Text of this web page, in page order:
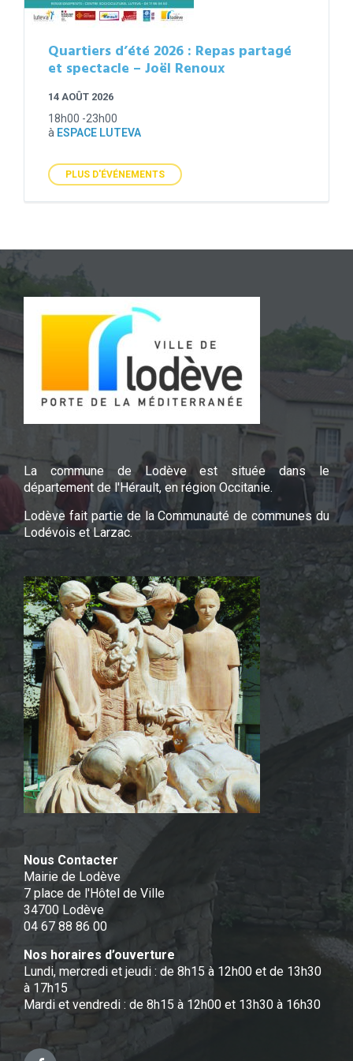
Quartiers d’été 2026 : Repas partagé
et spectacle – Joël Renoux
14 AOÛT 2026
18h00 -23h00
à ESPACE LUTEVA
PLUS D'ÉVÉNEMENTS
La commune de Lodève est située dans le
département de l'Hérault, en région Occitanie.
Lodève fait partie de la Communauté de communes du
Lodévois et Larzac.
Nous Contacter
Mairie de Lodève
7 place de l'Hôtel de Ville
34700 Lodève
04 67 88 86 00
Nos horaires d’ouverture
Lundi, mercredi et jeudi : de 8h15 à 12h00 et de 13h30
à 17h15
Mardi et vendredi : de 8h15 à 12h00 et 13h30 à 16h30